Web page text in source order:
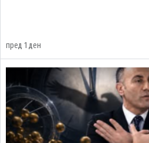
пред 1 ден